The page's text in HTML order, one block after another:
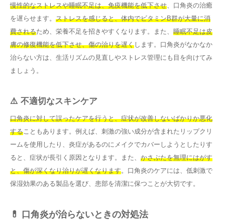
慢性的なストレスや睡眠不足は、免疫機能を低下させ、口角炎の治癒
を遅らせます。 ストレスを感じると、体内でビタミンB群が大量に消
費されるため、栄養不足を招きやすくなります。また、 睡眠不足は皮
膚の修復機能を低下させ、傷の治りを遅く します。口角炎がなかなか
治らない方は、生活リズムの見直しやストレス管理にも目を向けてみ
ましょう。
⚠️ 不適切なスキンケア
口角炎に対して誤ったケアを行うと、症状が改善しないばかりか悪化
することもあります。例えば、刺激の強い成分が含まれたリップクリ
ームを使用したり、炎症があるのにメイクでカバーしようとしたりす
ると、症状が長引く原因となります。また、 かさぶたを無理にはがす
と、傷が深くなり治りが遅くなります。口角炎のケアには、低刺激で
保湿効果のある製品を選び、患部を清潔に保つことが大切です。
💊 口角炎が治らないときの対処法